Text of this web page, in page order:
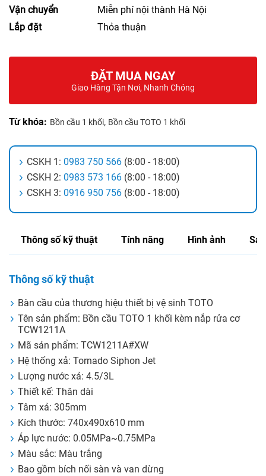
Vận chuyển
Miễn phí nội thành Hà Nội
Lắp đặt
Thỏa thuận
ĐẶT MUA NGAY
Giao Hàng Tận Nơi, Nhanh Chóng
Từ khóa: Bồn cầu 1 khối, Bồn cầu TOTO 1 khối
CSKH 1: 0983 750 566 (8:00 - 18:00)
CSKH 2: 0983 573 166 (8:00 - 18:00)
CSKH 3: 0916 950 756 (8:00 - 18:00)
Thông số kỹ thuật Tính năng Hình ảnh
Thông số kỹ thuật
Bàn cầu của thương hiệu thiết bị vệ sinh TOTO
Tên sản phẩm: Bồn cầu TOTO 1 khối kèm nắp rửa cơ
TCW1211A
Mã sản phẩm: TCW1211A#XW
Hệ thống xả: Tornado Siphon Jet
Lượng nước xả: 4.5/3L
Thiết kế: Thân dài
Tâm xả: 305mm
Kích thước: 740x490x610 mm
Áp lực nước: 0.05MPa~0.75MPa
Màu sắc: Màu trắng
Bao gồm bích nối sàn và van dừng